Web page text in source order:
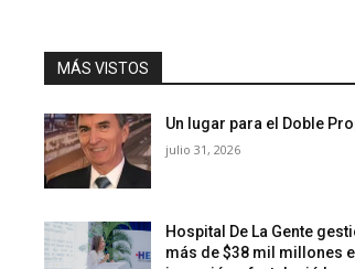
MÁS VISTOS
Un lugar para el Doble
julio 31, 2026
Hospital De La Gente
más de $38 mil millones